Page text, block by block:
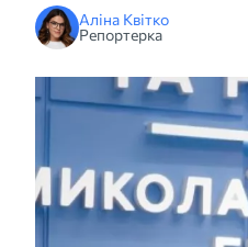
Аліна Квітко
Репортерка